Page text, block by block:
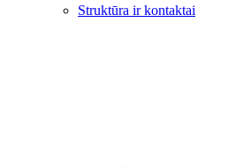
Struktūra ir kontaktai